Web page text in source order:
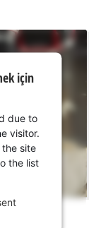
için
due to
visitor.
site
the list